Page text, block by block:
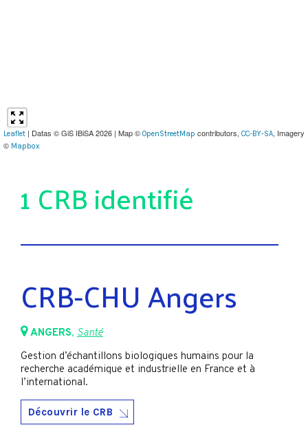
Leaflet | Datas © GiS IBiSA 2026 | Map © OpenStreetMap contributors, CC-BY-SA, Imagery
© Mapbox
1 CRB identifié
CRB-CHU Angers
ANGERS, Santé
Gestion d’échantillons biologiques humains pour la
recherche académique et industrielle en France et à
l’international.
Découvrir le CRB